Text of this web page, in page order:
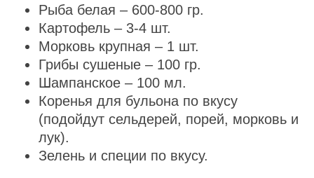
Рыба белая – 600-800 гр.
Картофель – 3-4 шт.
Морковь крупная – 1 шт.
Грибы сушеные – 100 гр.
Шампанское – 100 мл.
Коренья для бульона по вкусу
(подойдут сельдерей, порей, морковь и
лук).
Зелень и специи по вкусу.